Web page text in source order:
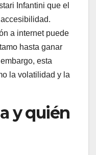
Infantini que el
a internet puede
hasta ganar
esta
la volatilidad y la
y quién